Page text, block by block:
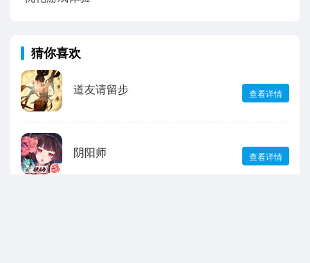
猜你喜欢
道友请留步 查看详情
阴阳师 查看详情